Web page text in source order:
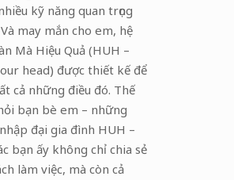
kỹ năng quan trọng
may mắn cho em, hệ
Mà Hiệu Quả (HUH –
head) được thiết kế để
cả những điều đó. Thế
bạn bè em – những
đại gia đình HUH –
bạn ấy không chỉ chia sẻ
làm việc, mà còn cả